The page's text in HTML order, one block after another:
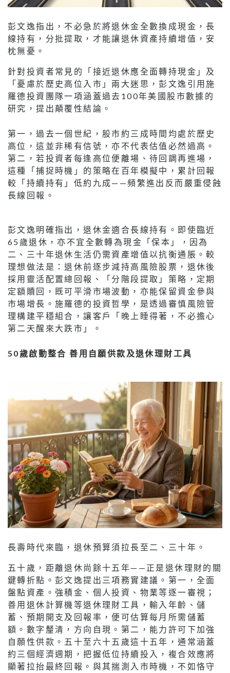
彭文逸指出，不必急於將退休金全數換成現金，長
線持有，分批提取，才能讓退休資產持續增值，安
枕無憂。
針對投資者常見的「接近退休應全面轉持現金」及
「憂慮於歷史高位入市」兩大迷思，彭文逸引用施
羅德投資團隊一項涵蓋過去100年美國股市數據的
研究，提出顛覆性結論。
第一，過去一個世紀，股市約三成時間均處於歷史
高位，這並非稀有信號，亦不代表估值必然過高。
第二，若投資者每逢高位便離場、待回調再進場，
這種「捕捉時機」的策略在百年模擬中，累計回報
較「持續持有」低約九成——頻繁進出反而嚴重侵蝕
長線回報。
彭文逸明確指出，退休金適合長線持有。即使臨近
65歲退休，亦不宜全數轉為現金「保本」，因為
二、三十年退休生活仍需資產增值以抗衡通脹。較
理想做法是：退休前逐步減持高風險股票，退休後
採用靈活配置總回報、「分階段提取」策略，定期
定額贖回，既可平滑市場波動，亦能保留資金參與
市場增長。施羅德的投資哲學，是透過審慎風險管
理構建平穩組合，讓客戶「晚上睡得著，不必擔心
第二天醒來大跌市」。
50歲啟動整合 善用自願供款及退休理財工具
長壽時代來臨，退休預算須拉長至二、三十年。
五十歲，距離退休尚餘十五年——正是退休理財的關
鍵轉折點。彭文逸提出三項務實建議。第一，全面
盤點資產。強積金、個人投資、物業等逐一審視；
善用退休計算機等退休理財工具，輸入年齡、儲
蓄、預期開支及回報率，便可估算每月所需儲蓄
額。數字釐清，方向自現。第二，能力許可下加強
自願性供款。五十至六十五歲這十五年，通常涵蓋
約三個經濟週期，把握低位持續投入，複合效應將
顯著拉抬最終回報。與其揣測入市時機，不如恪守